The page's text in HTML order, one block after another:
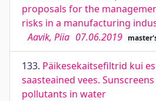
proposals for the
risks in a manufacturing
Aavik, Piia 07.06.2019
133. Päikesekaitsefiltrid kui
saasteained vees.
pollutants in water